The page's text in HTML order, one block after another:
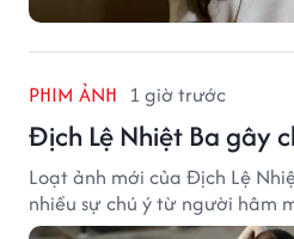
PHIM ẢNH 1 giờ trước
Địch Lệ Nhiệt Ba gây
Loạt ảnh mới của Địch Lệ
nhiều sự chú ý từ người hâm